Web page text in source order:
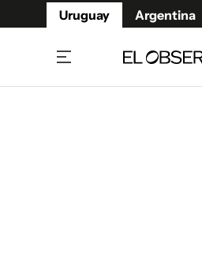
Uruguay Argentina